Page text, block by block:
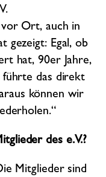
vor Ort, auch in
gezeigt: Egal, ob
hat, 90er Jahre,
führte das direkt
können wir
des e.V.?
Mitglieder sind